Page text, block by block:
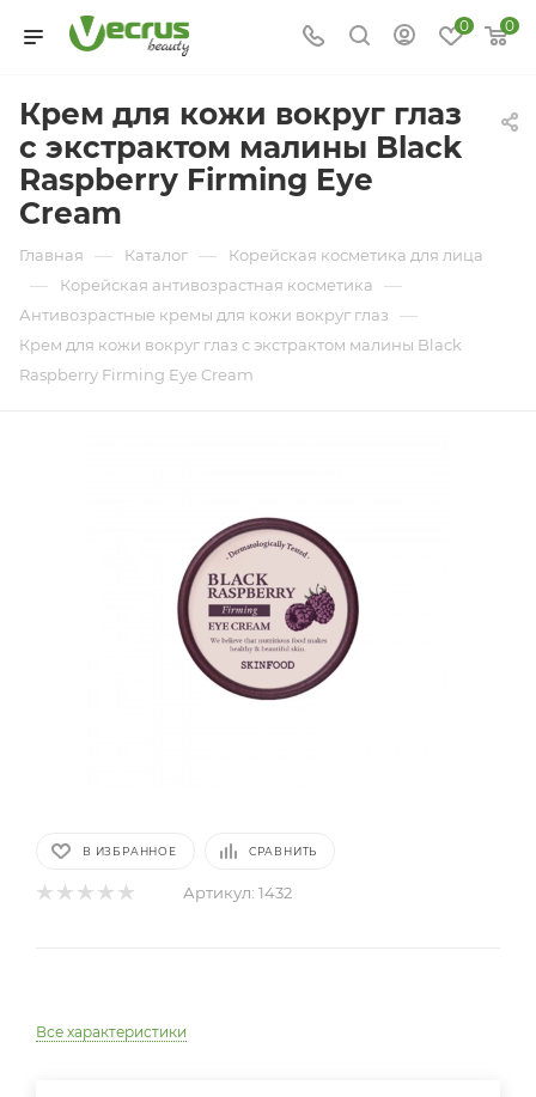
0 0
Крем для кожи вокруг глаз
с экстрактом малины Black
Raspberry Firming Eye
Cream
Главная — Каталог — Корейская косметика для лица
— Корейская антивозрастная косметика —
Антивозрастные кремы для кожи вокруг глаз —
Крем для кожи вокруг глаз с экстрактом малины Black
Raspberry Firming Eye Cream
В ИЗБРАННОЕ СРАВНИТЬ
Артикул: 1432
Все характеристики